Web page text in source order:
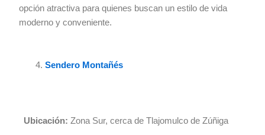
opción atractiva para quienes buscan un estilo de vida
moderno y conveniente.
Sendero Montañés
Ubicación: Zona Sur, cerca de Tlajomulco de Zúñiga